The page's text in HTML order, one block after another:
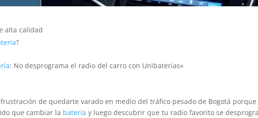
alta calidad
?
: No desprograma el radio del carro con Unibaterias»
de quedarte varado en medio del tráfico pesado de Bogotá
que cambiar la batería y luego descubrir que tu radio favorito se